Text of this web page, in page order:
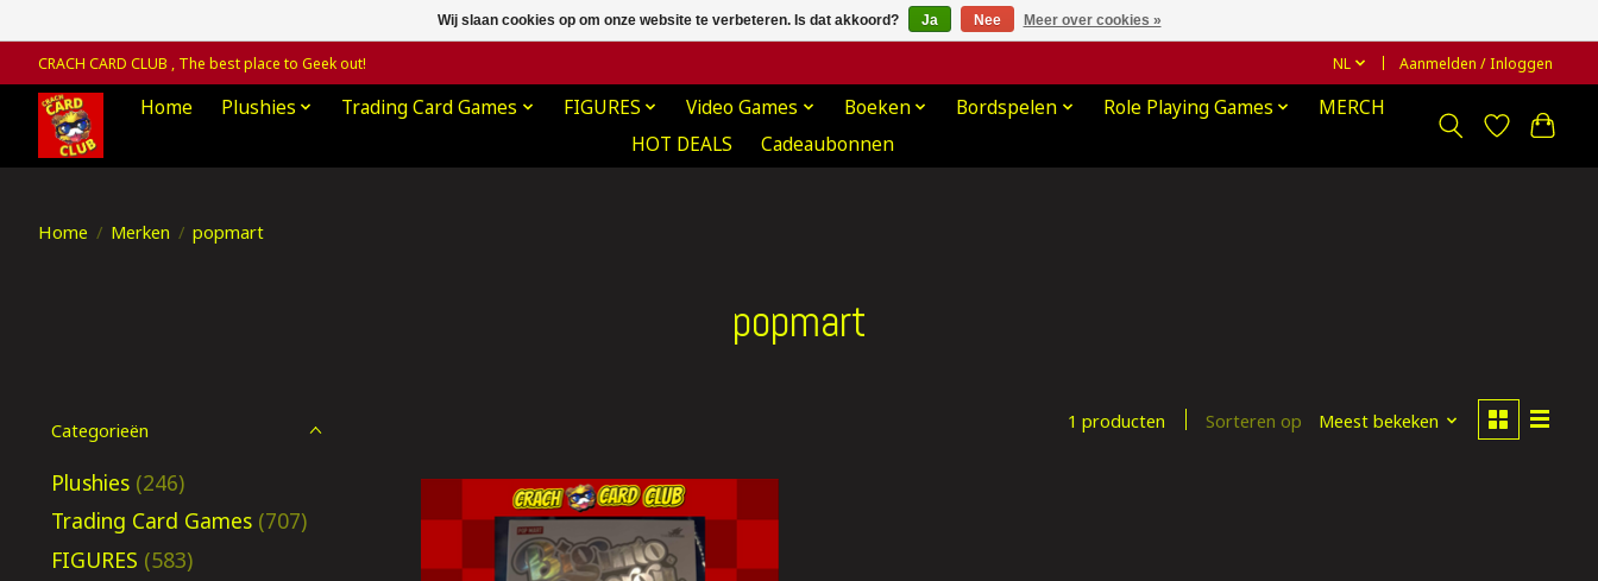
CRACH CARD CLUB , The best place to Geek out! NL Aanmelden / Inloggen
Home Plushies Trading Card Games FIGURES Video Games Boeken Bordspelen Role Playing Games
MERCH
HOT DEALS
Cadeaubonnen
Home / Merken / popmart
popmart
Categorieën
Plushies (246)
Trading Card Games (707)
FIGURES (583)
1 producten Sorteren op Meest bekeken
Wij slaan cookies op om onze website te verbeteren. Is dat akkoord? Ja Nee Meer over cookies »